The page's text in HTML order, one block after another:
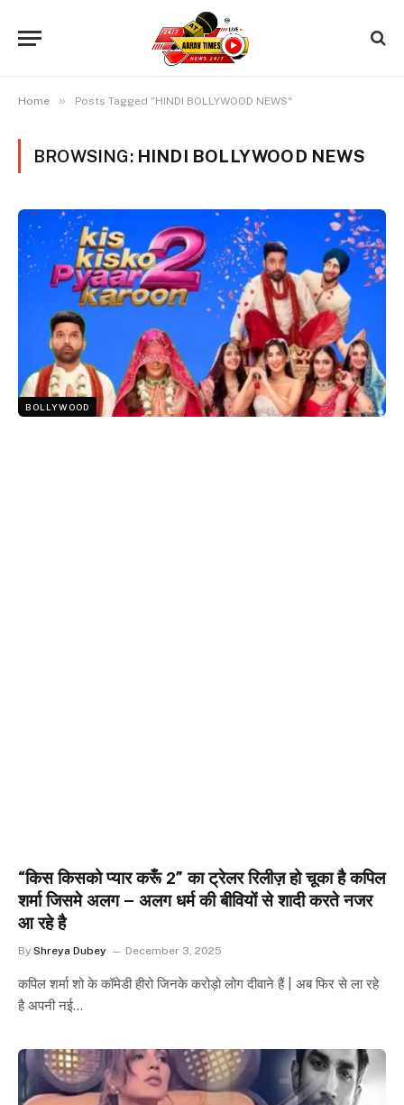
Home » Posts Tagged "HINDI BOLLYWOOD NEWS"
BROWSING: HINDI BOLLYWOOD NEWS
BOLLYWOOD
“किस किसको प्यार करूँ 2” का ट्रेलर रिलीज़ हो चूका है कपिल
शर्मा जिसमे अलग – अलग धर्म की बीवियों से शादी करते नजर
आ रहे है
By Shreya Dubey December 3, 2025
कपिल शर्मा शो के कॉमेडी हीरो जिनके करोड़ो लोग दीवाने हैं | अब फिर से ला रहे
है अपनी नई…